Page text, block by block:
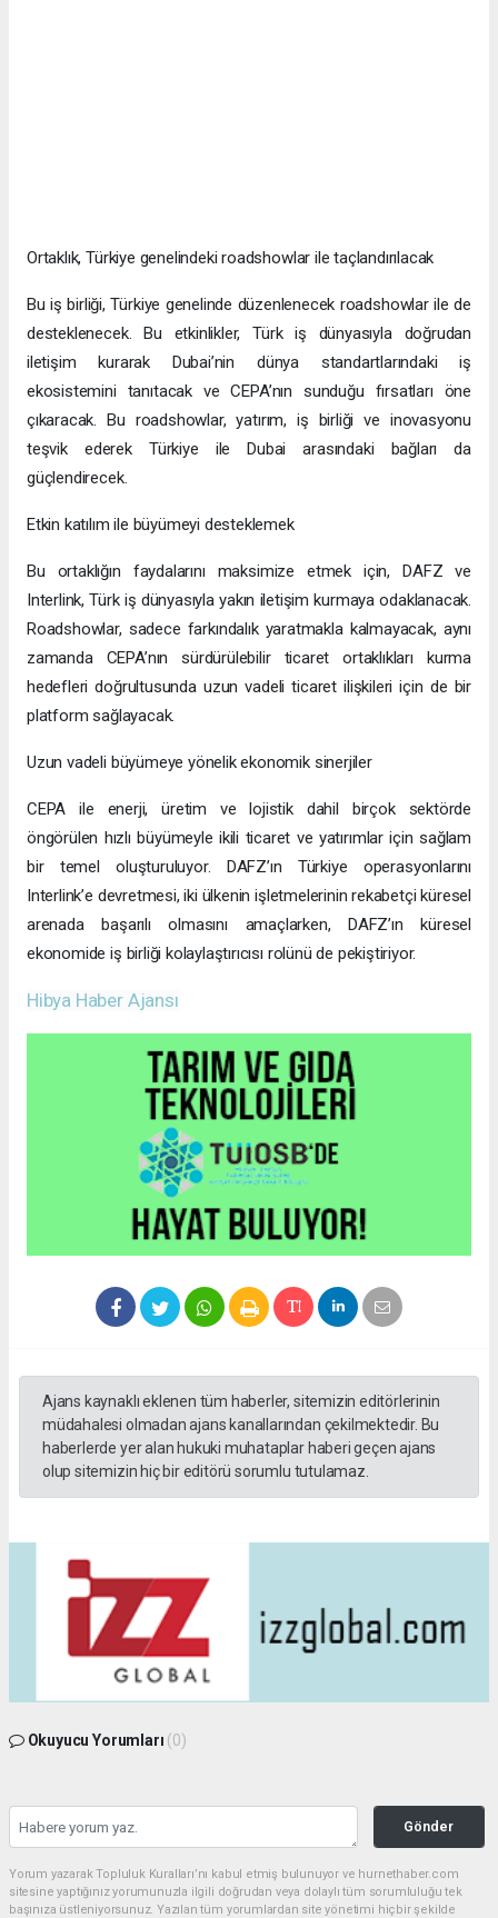
Ortaklık, Türkiye genelindeki roadshowlar ile taçlandırılacak
Bu iş birliği, Türkiye genelinde düzenlenecek roadshowlar ile de
desteklenecek. Bu etkinlikler, Türk iş dünyasıyla doğrudan
iletişim kurarak Dubai’nin dünya standartlarındaki iş
ekosistemini tanıtacak ve CEPA’nın sunduğu fırsatları öne
çıkaracak. Bu roadshowlar, yatırım, iş birliği ve inovasyonu
teşvik ederek Türkiye ile Dubai arasındaki bağları da
güçlendirecek.
Etkin katılım ile büyümeyi desteklemek
Bu ortaklığın faydalarını maksimize etmek için, DAFZ ve
Interlink, Türk iş dünyasıyla yakın iletişim kurmaya odaklanacak.
Roadshowlar, sadece farkındalık yaratmakla kalmayacak, aynı
zamanda CEPA’nın sürdürülebilir ticaret ortaklıkları kurma
hedefleri doğrultusunda uzun vadeli ticaret ilişkileri için de bir
platform sağlayacak.
Uzun vadeli büyümeye yönelik ekonomik sinerjiler
CEPA ile enerji, üretim ve lojistik dahil birçok sektörde
öngörülen hızlı büyümeyle ikili ticaret ve yatırımlar için sağlam
bir temel oluşturuluyor. DAFZ’ın Türkiye operasyonlarını
Interlink’e devretmesi, iki ülkenin işletmelerinin rekabetçi küresel
arenada başarılı olmasını amaçlarken, DAFZ’ın küresel
ekonomide iş birliği kolaylaştırıcısı rolünü de pekiştiriyor.
Hibya Haber Ajansı
Ajans kaynaklı eklenen tüm haberler, sitemizin editörlerinin
müdahalesi olmadan ajans kanallarından çekilmektedir. Bu
haberlerde yer alan hukuki muhataplar haberi geçen ajans
olup sitemizin hiç bir editörü sorumlu tutulamaz.
Okuyucu Yorumları (0)
Gönder
Yorum yazarak Topluluk Kuralları’nı kabul etmiş bulunuyor ve hurnethaber.com
sitesine yaptığınız yorumunuzla ilgili doğrudan veya dolaylı tüm sorumluluğu tek
başınıza üstleniyorsunuz. Yazılan tüm yorumlardan site yönetimi hiçbir şekilde